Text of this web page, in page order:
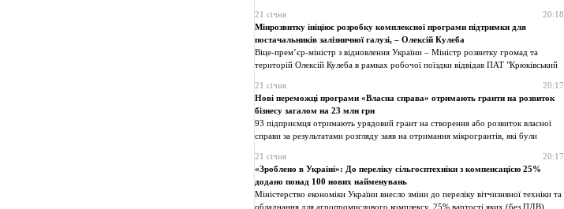
21 січня
20:18
Мінрозвитку ініціює розробку комплексної програми підтримки для
постачальників залізничної галузі, – Олексій Кулеба
Віце-прем’єр-міністр з відновлення України – Міністр розвитку громад та
територій Олексій Кулеба в рамках робочої поїздки відвідав ПАТ "Крюківський
21 січня
20:17
Нові переможці програми «Власна справа» отримають гранти на розвиток
бізнесу загалом на 23 млн грн
93 підприємця отримають урядовий грант на створення або розвиток власної
справи за результатами розгляду заяв на отримання мікрогрантів, які були
21 січня
20:17
«Зроблено в Україні»: До переліку сільгосптехніки з компенсацією 25%
додано понад 100 нових найменувань
Міністерство економіки України внесло зміни до переліку вітчизняної техніки та
обладнання для агропромислового комплексу, 25% вартості яких (без ПДВ)